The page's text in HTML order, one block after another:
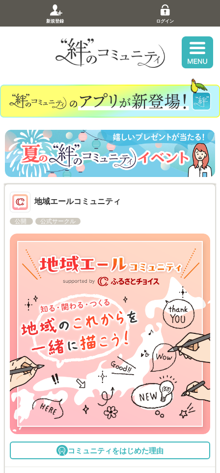
新規登録 ログイン
地域エールコミュニティ
公開 公式サークル
コミュニティをはじめた理由